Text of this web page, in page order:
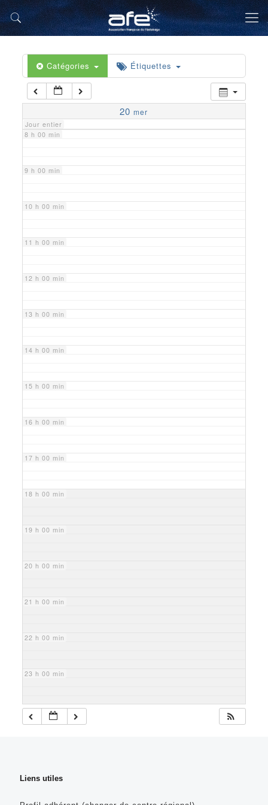
Catégories Étiquettes
20 mer
Jour entier
5 h 00 min
6 h 00 min
7 h 00 min
8 h 00 min
9 h 00 min
10 h 00 min
11 h 00 min
12 h 00 min
13 h 00 min
14 h 00 min
15 h 00 min
16 h 00 min
17 h 00 min
18 h 00 min
19 h 00 min
20 h 00 min
21 h 00 min
22 h 00 min
23 h 00 min
Liens utiles